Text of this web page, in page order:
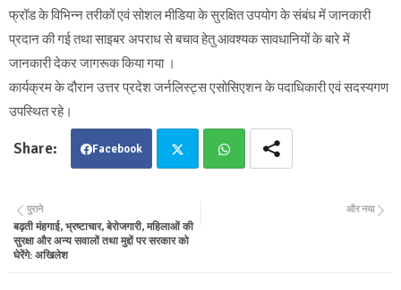
फ्रॉड के विभिन्न तरीकों एवं सोशल मीडिया के सुरक्षित उपयोग के संबंध में जानकारी
प्रदान की गई तथा साइबर अपराध से बचाव हेतु आवश्यक सावधानियों के बारे में
जानकारी देकर जागरूक किया गया ।
कार्यक्रम के दौरान उत्तर प्रदेश जर्नलिस्ट्स एसोसिएशन के पदाधिकारी एवं सदस्यगण
उपस्थित रहे।
Facebook
ter
और नया
पुराने
बढ़ती मंहगाई, भ्रष्टाचार, बेरोजगारी, महिलाओं की
सुरक्षा और अन्य सवालों तथा मुद्दों पर सरकार को
घेरेंगे: अखिलेश